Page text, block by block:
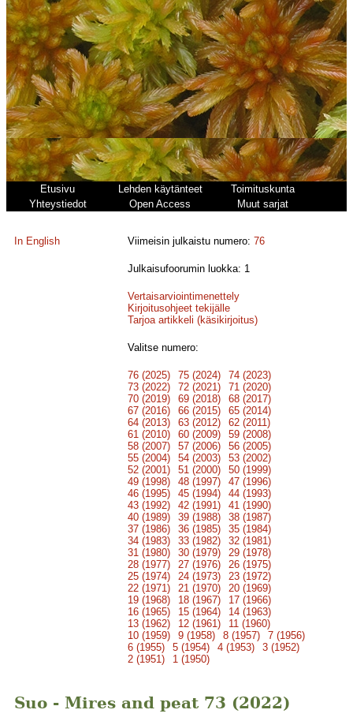
Etusivu Lehden käytänteet
Toimituskunta
Yhteystiedot
Open Access Muut sarjat
In English Viimeisin julkaistu numero:76
Julkaisufoorumin luokka: 1
Vertaisarviointimenettely
Kirjoitusohjeet tekijälle
Tarjoa artikkeli (käsikirjoitus)
Valitse numero:
76 (2025) 75 (2024)
74 (2023)
73 (2022)
72 (2021)
71 (2020)
70 (2019)
69 (2018)
68 (2017)
67 (2016)
66 (2015)
65 (2014)
64 (2013)
63 (2012)
62 (2011)
61 (2010)
60 (2009)
59 (2008)
58 (2007)
57 (2006)
56 (2005)
55 (2004)
54 (2003)
53 (2002)
52 (2001)
51 (2000)
50 (1999)
49 (1998)
48 (1997)
47 (1996)
46 (1995)
45 (1994)
44 (1993)
43 (1992)
42 (1991)
41 (1990)
40 (1989)
39 (1988)
38 (1987)
37 (1986)
36 (1985)
35 (1984)
34 (1983)
33 (1982)
32 (1981)
31 (1980)
30 (1979)
29 (1978)
28 (1977)
27 (1976)
26 (1975)
25 (1974)
24 (1973)
23 (1972)
22 (1971)
21 (1970)
20 (1969)
19 (1968)
18 (1967)
17 (1966)
16 (1965)
15 (1964)
14 (1963)
13 (1962)
12 (1961)
11 (1960)
10 (1959)
9 (1958) 8 (1957)
7 (1956)
6 (1955)
5 (1954) 4 (1953)
3 (1952)
2 (1951)
1 (1950)
Suo - Mires and peat 73 (2022)